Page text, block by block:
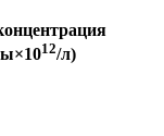
12/л)